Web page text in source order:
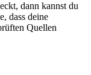
dann kannst du
dass deine
Quellen